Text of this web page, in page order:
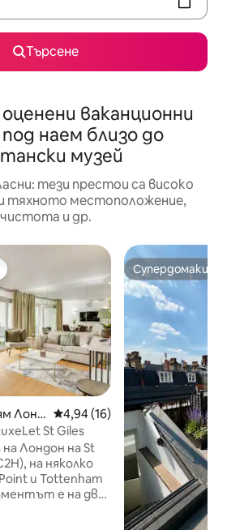
Търсене
ваканционни
наем близо до
музей
тези престои са високо
тяхното местоположение,
чистота и др.
Лонд Средна оценка: 4,94 от 5,
4,94 (16)
St Giles
Лондон на St
на няколко
и Tottenham
Супердомакин
Супердомакин